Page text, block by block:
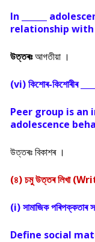
In ______
relationship with
উত্তৰঃআগতীয়া ।
(vi) কিশোৰ-কিশোৰীৰ
Peer group is an
adolescence
উত্তৰঃ বিকাশৰ ।
(৪) চমু উত্তৰ লিখা
(i) সামাজিক পৰিপক্কতাৰ
Define social